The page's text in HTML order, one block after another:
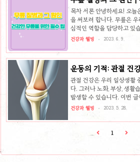
팁
목차 서론 안녕하세요! 오늘
을 써보려 합니다. 무릎은
심적인 역할을 담당하고 있
릎 통증 때문에 많이 힘들어
보호하는 것은 매우 중요합
류와 그 원인을 알아보고,
해 내려가볼까요? 1. 무릎
슬관절염은 무릎 관절의 연
관절 과부하, 부상 등이 원
강직성, 염증, 부종 등이 있
관절염은 연령에 따라 무릎
건강과 웰빙 2023. 6. 9.
운동의 기적: 관절 건
룰!
관절 건강은 우리 일상생활
다. 그러나 노화, 부상, 생활
발생할 수 있습니다. 이번
7가지 황금 룰을 소개하며,
되는 정보를 제공하려 합니
세우기 관절 건강에는 규칙
하나입니다. 하지만 이를 위
고 꾸준히 실천해야 합니다
보세요. 2. 스트레칭은 필수
건강과 웰빙 2023. 5. 28.
1